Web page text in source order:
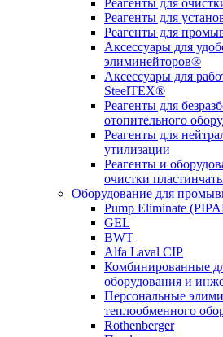
Реагенты для
Реагенты для
Реагенты для
Аксессуары для
элиминейторов®
Аксессуары для
SteelTEX®
Реагенты для
отопительного
Реагенты для
утилизации
Реагенты и
очистки
Оборудование для
Pump Eliminate
GEL
BWT
Alfa Laval CIP
Комбинированные
оборудования и
Персональные
теплообменного
Rothenberger